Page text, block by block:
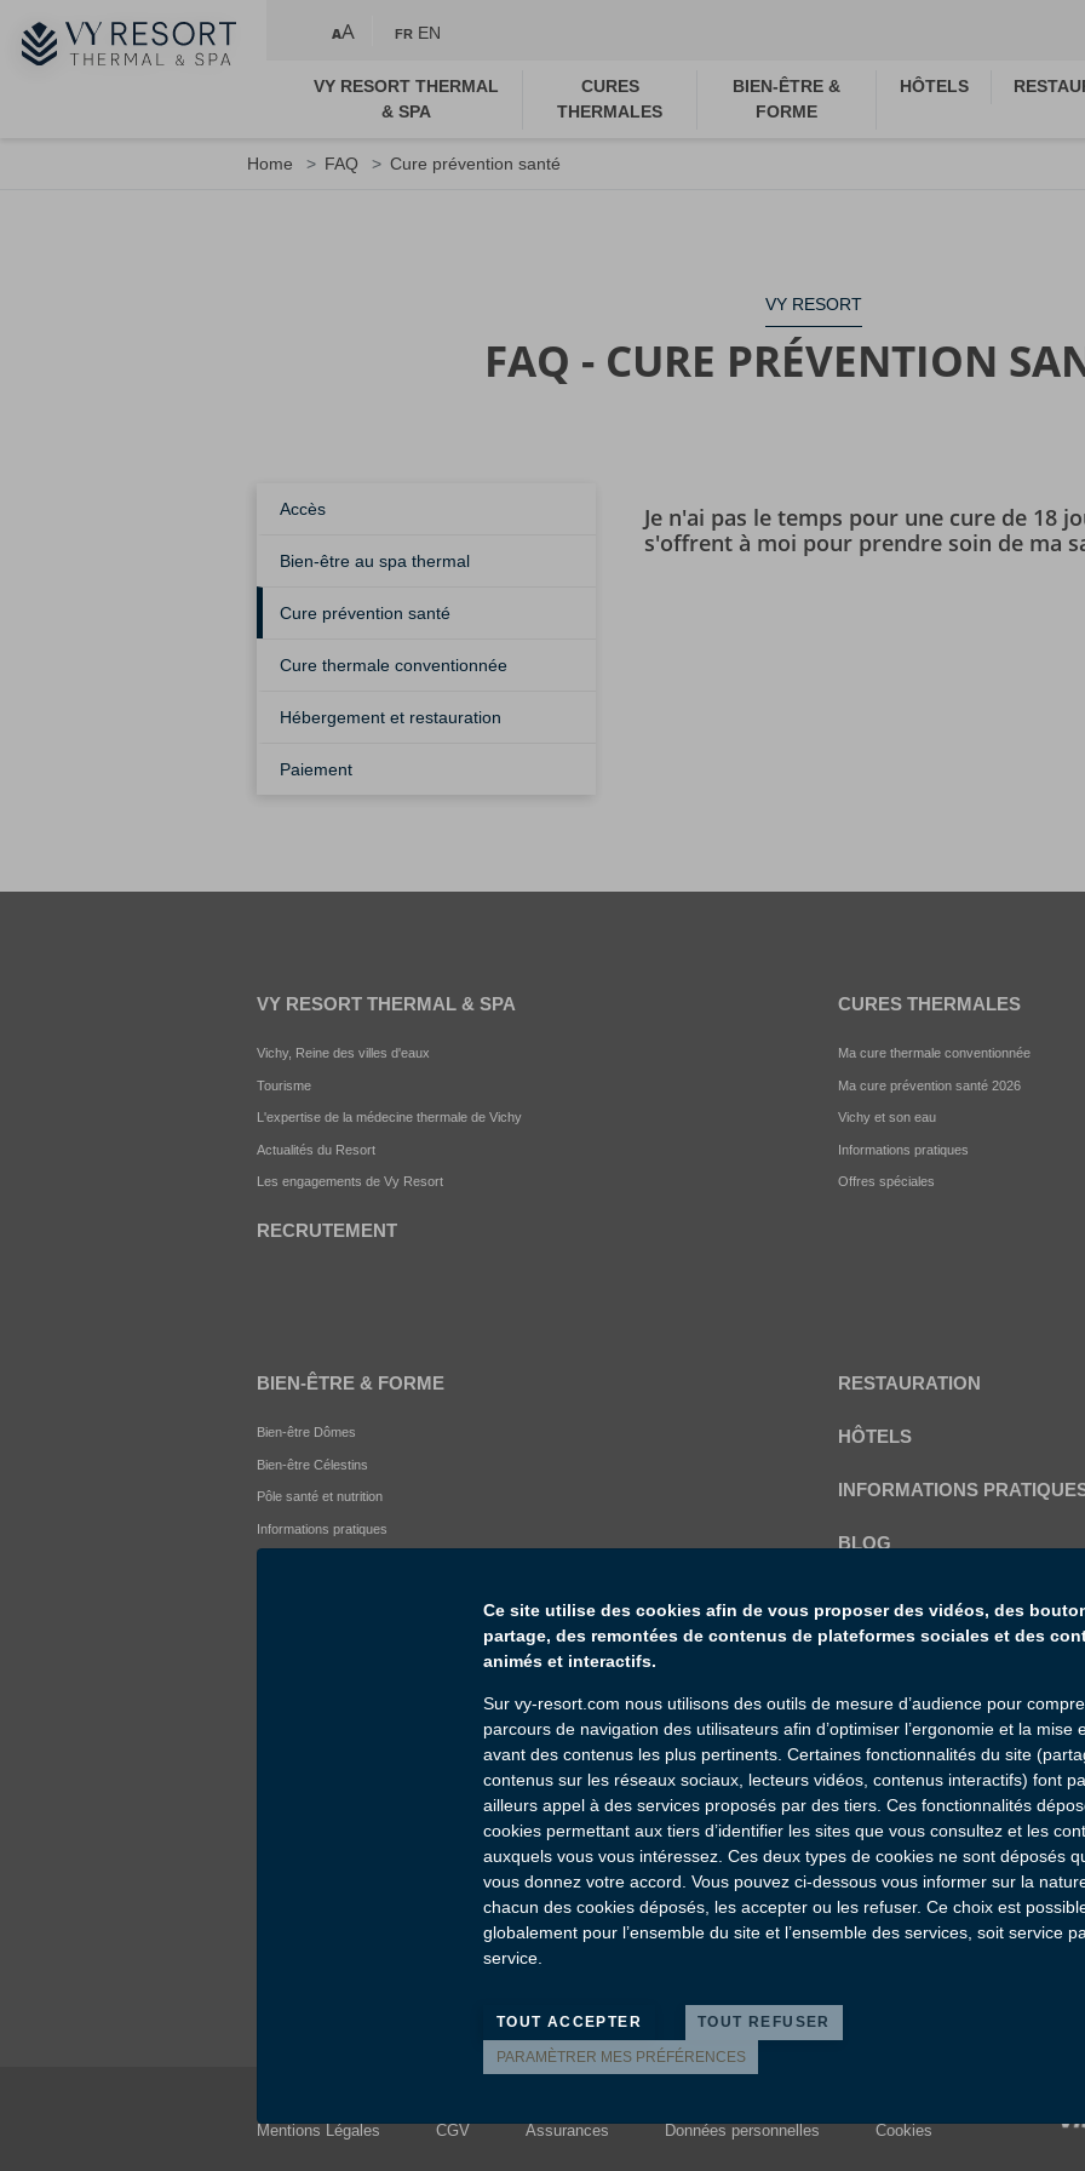
VY RESORT THERMAL
& SPA
CURES
THERMALES
BIEN-ÊTRE &
FORME
HÔTELS
AA FR EN
Home FAQ Cure prévention santé
VY RESORT
FAQ - CURE PRÉVENTION
Accès
Bien-être au spa thermal
Cure prévention santé
Cure thermale conventionnée
Hébergement et restauration
Paiement
Je n'ai pas le temps pour une cure de 18
s'offrent à moi pour prendre soin de ma
VY RESORT THERMAL & SPA
Vichy, Reine des villes d'eaux
Tourisme
L'expertise de la médecine thermale de Vichy
Actualités du Resort
Les engagements de Vy Resort
RECRUTEMENT
CURES THERMALES
Ma cure thermale conventionnée
Ma cure prévention santé 2026
Vichy et son eau
Informations pratiques
Offres spéciales
BIEN-ÊTRE & FORME
Bien-être Dômes
Bien-être Célestins
Pôle santé et nutrition
Informations pratiques
RESTAURATION
HÔTELS
INFORMATIONS
BLOG
Nous contacter :
04 43 23 81 11
Mentions Légales CGV Assurances Données personnelles Cookies
Ce site utilise des cookies afin de vous proposer des vidéos, des
partage, des remontées de contenus de plateformes sociales et des
animés et interactifs.
Sur vy-resort.com nous utilisons des outils de mesure d’audience pour
parcours de navigation des utilisateurs afin d’optimiser l’ergonomie et la mise
avant des contenus les plus pertinents. Certaines fonctionnalités du site
contenus sur les réseaux sociaux, lecteurs vidéos, contenus interactifs) font
ailleurs appel à des services proposés par des tiers. Ces fonctionnalités
cookies permettant aux tiers d’identifier les sites que vous consultez et les
auxquels vous vous intéressez. Ces deux types de cookies ne sont déposés
vous donnez votre accord. Vous pouvez ci-dessous vous informer sur la
chacun des cookies déposés, les accepter ou les refuser. Ce choix est
globalement pour l’ensemble du site et l’ensemble des services, soit service
service.
TOUT ACCEPTER TOUT REFUSER
PARAMÈTRER MES PRÉFÉRENCES